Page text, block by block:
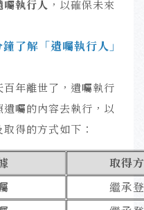
囑執行人 ，以確保未來
了解「遺囑執行人」
年離世了，遺囑執行
囑的內容去執行，以
得的方式如下：
取得
繼承